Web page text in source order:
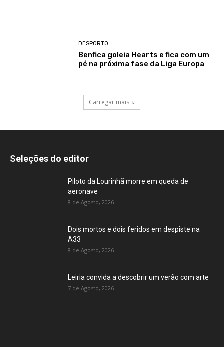
DESPORTO
Benfica goleia Hearts e fica com um
pé na próxima fase da Liga Europa
Carregar mais
Seleções do editor
Piloto da Lourinhã morre em queda de
aeronave
8 de Agosto, 2026
Dois mortos e dois feridos em despiste na
A33
8 de Agosto, 2026
Leiria convida a descobrir um verão com arte
7 de Agosto, 2026